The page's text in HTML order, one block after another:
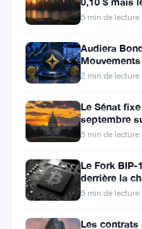
▼
2.78%
Partager
:
Suivre sur Google News
à l’écart
5 min de lecture
Audiera
Mouvements
2 min de lecture
Le Sénat
septembre
le marché
5 min de lecture
Le Fork BIP-
derrière la
après la
5 min de lecture
Les contrats